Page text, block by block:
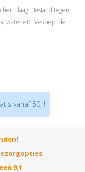
Bestand tegen
water etc. Verdiept de
onderhoud.
vanaf 50,-!
9,1